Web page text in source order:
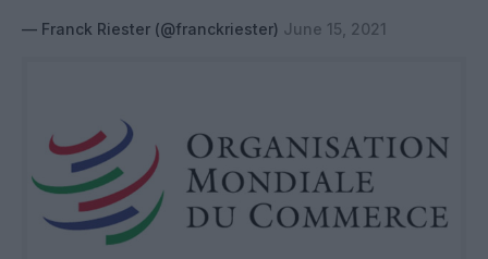
— Franck Riester (@franckriester) June 15, 2021